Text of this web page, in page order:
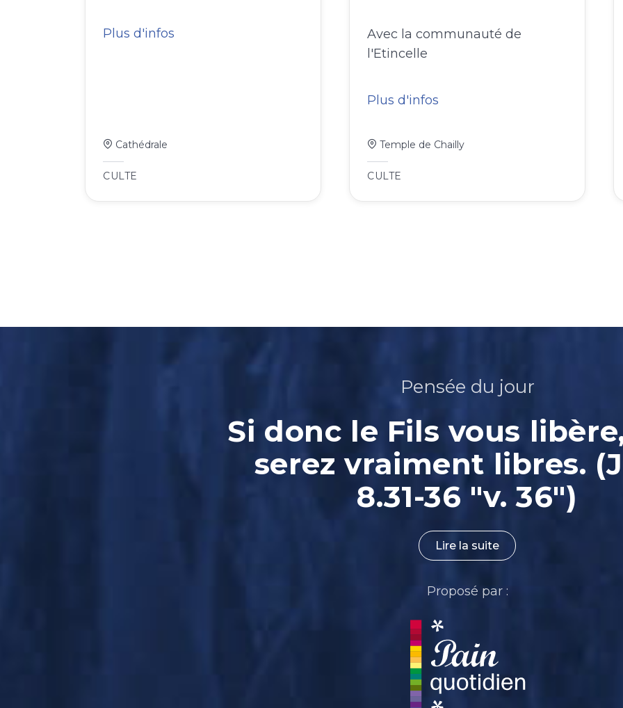
Plus d'infos
Cathédrale
CULTE
Avec la communauté de
l'Etincelle
Plus d'infos
Temple de Chailly
CULTE
Pensée du jour
Si donc le Fils vous
serez vraiment libres.
8.31-36 "v. 36")
Lire la suite
Proposé par :